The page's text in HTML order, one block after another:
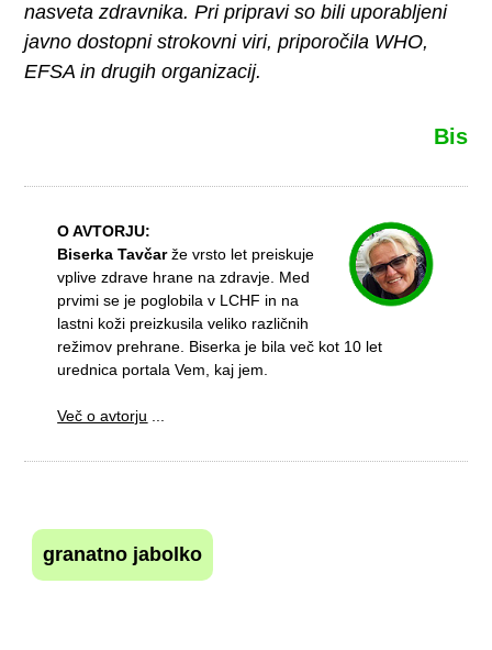
nasveta zdravnika. Pri pripravi so bili uporabljeni
javno dostopni strokovni viri, priporočila WHO,
EFSA in drugih organizacij.
Bis
O AVTORJU:
Biserka Tavčarže vrsto let preiskuje
vplive zdrave hrane na zdravje. Med
prvimi se je poglobila v LCHF in na
lastni koži preizkusila veliko različnih
režimov prehrane. Biserka je bila več kot 10 let
urednica portala Vem, kaj jem.
Več o avtorju
granatno jabolko